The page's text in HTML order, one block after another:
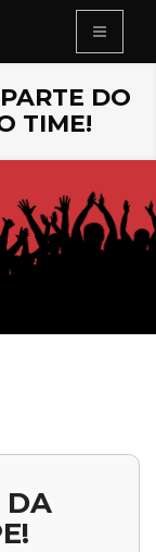
DO
TIME!
DA